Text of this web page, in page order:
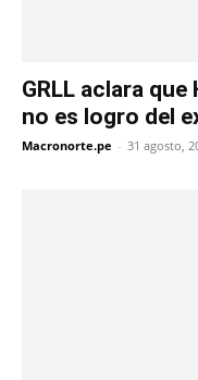
GRLL aclara
no es logro del
Macronorte.pe - 31 agosto,